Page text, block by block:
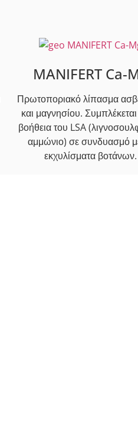
MANIFERT Ca-
Πρωτοποριακό λίπασμα
και μαγνησίου.
βοήθεια του LSA
αμμώνιο) σε συνδυασμό
εκχυλίσματα βοτάνων.